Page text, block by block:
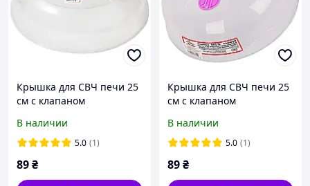
Крышка для СВЧ печи 25
см с клапаном
В наличии
5.0 (1)
89₴
Крышка для СВЧ печи 25
см с клапаном
В наличии
5.0 (1)
89₴